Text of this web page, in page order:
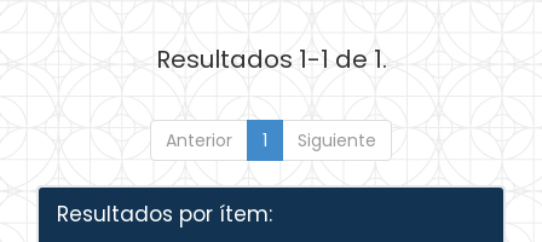
Resultados 1-1 de 1.
Anterior 1 Siguiente
Resultados por ítem: